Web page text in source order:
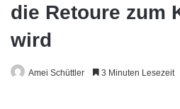
die Retoure zum
wird
Amei Schüttler 3 Minuten Lesezeit